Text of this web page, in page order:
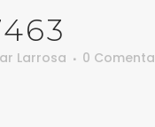
Larrosa 0